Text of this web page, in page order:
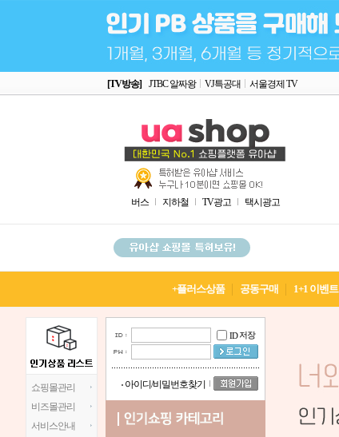
[TV방송] JTBC 알짜왕 VJ특공대 서울경제 TV
버스 지하철 TV광고 택시광고
쇼핑몰관리
비즈몰관리
서비스안내
+플러스상품 공동구매 1+1 이벤트
ID 저장
아이디/비밀번호찾기